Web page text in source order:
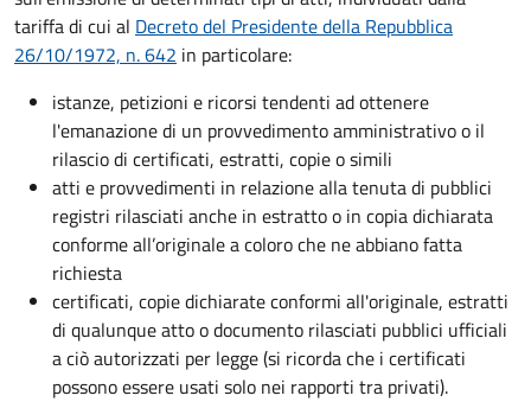
tariffa di cui al Decreto del Presidente della Repubblica
26/10/1972, n. 642 in particolare:
istanze, petizioni e ricorsi tendenti ad ottenere
l'emanazione di un provvedimento amministrativo o il
rilascio di certificati, estratti, copie o simili
atti e provvedimenti in relazione alla tenuta di pubblici
registri rilasciati anche in estratto o in copia dichiarata
conforme all’originale a coloro che ne abbiano fatta
richiesta
certificati, copie dichiarate conformi all'originale, estratti
di qualunque atto o documento rilasciati pubblici ufficiali
a ciò autorizzati per legge (si ricorda che i certificati
possono essere usati solo nei rapporti tra privati).